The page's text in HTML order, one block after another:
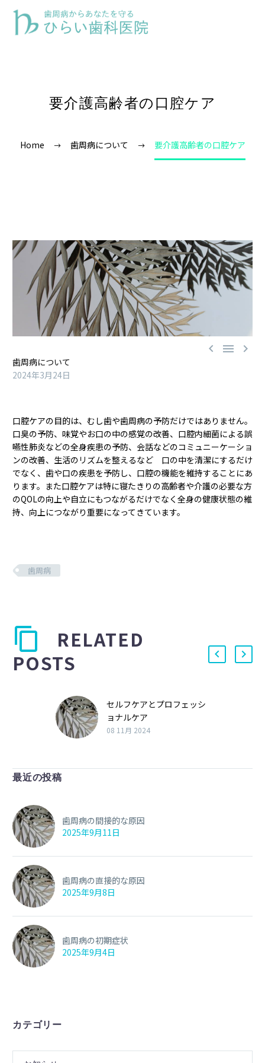
要介護高齢者の口腔ケア
Home 歯周病について 要介護高齢者の口腔ケア
  
歯周病について
2024年3月24日
口腔ケアの目的は、むし歯や歯周病の予防だけではありません。
口臭の予防、味覚やお口の中の感覚の改善、口腔内細菌による誤
嚥性肺炎などの全身疾患の予防、会話などのコミュニーケーショ
ンの改善、生活のリズムを整えるなど 口の中を清潔にするだけ
でなく、歯や口の疾患を予防し、口腔の機能を維持することにあ
ります。また口腔ケアは特に寝たきりの高齢者や介護の必要な方
のQOLの向上や自立にもつながるだけでなく全身の健康状態の維
持、向上につながり重要になってきています。
歯周病
RELATED
POSTS
セルフケアとプロフェッシ
ョナルケア
08 11月 2024
最近の投稿
歯周病の間接的な原因
2025年9月11日
歯周病の直接的な原因
2025年9月8日
歯周病の初期症状
2025年9月4日
カテゴリー